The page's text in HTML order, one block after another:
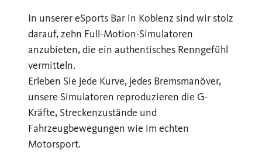
In unserer eSports Bar in Koblenz sind wir stolz
darauf, zehn Full-Motion-Simulatoren
anzubieten, die ein authentisches Renngefühl
vermitteln.
Erleben Sie jede Kurve, jedes Bremsmanöver,
unsere Simulatoren reproduzieren die G-
Kräfte, Streckenzustände und
Fahrzeugbewegungen wie im echten
Motorsport.